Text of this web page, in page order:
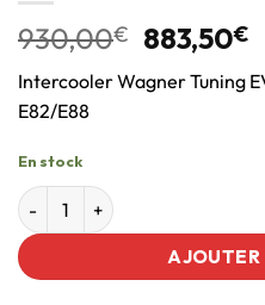
930,00€ 883,50€
Intercooler Wagner Tuning
E82/E88
En stock
AJOUTER